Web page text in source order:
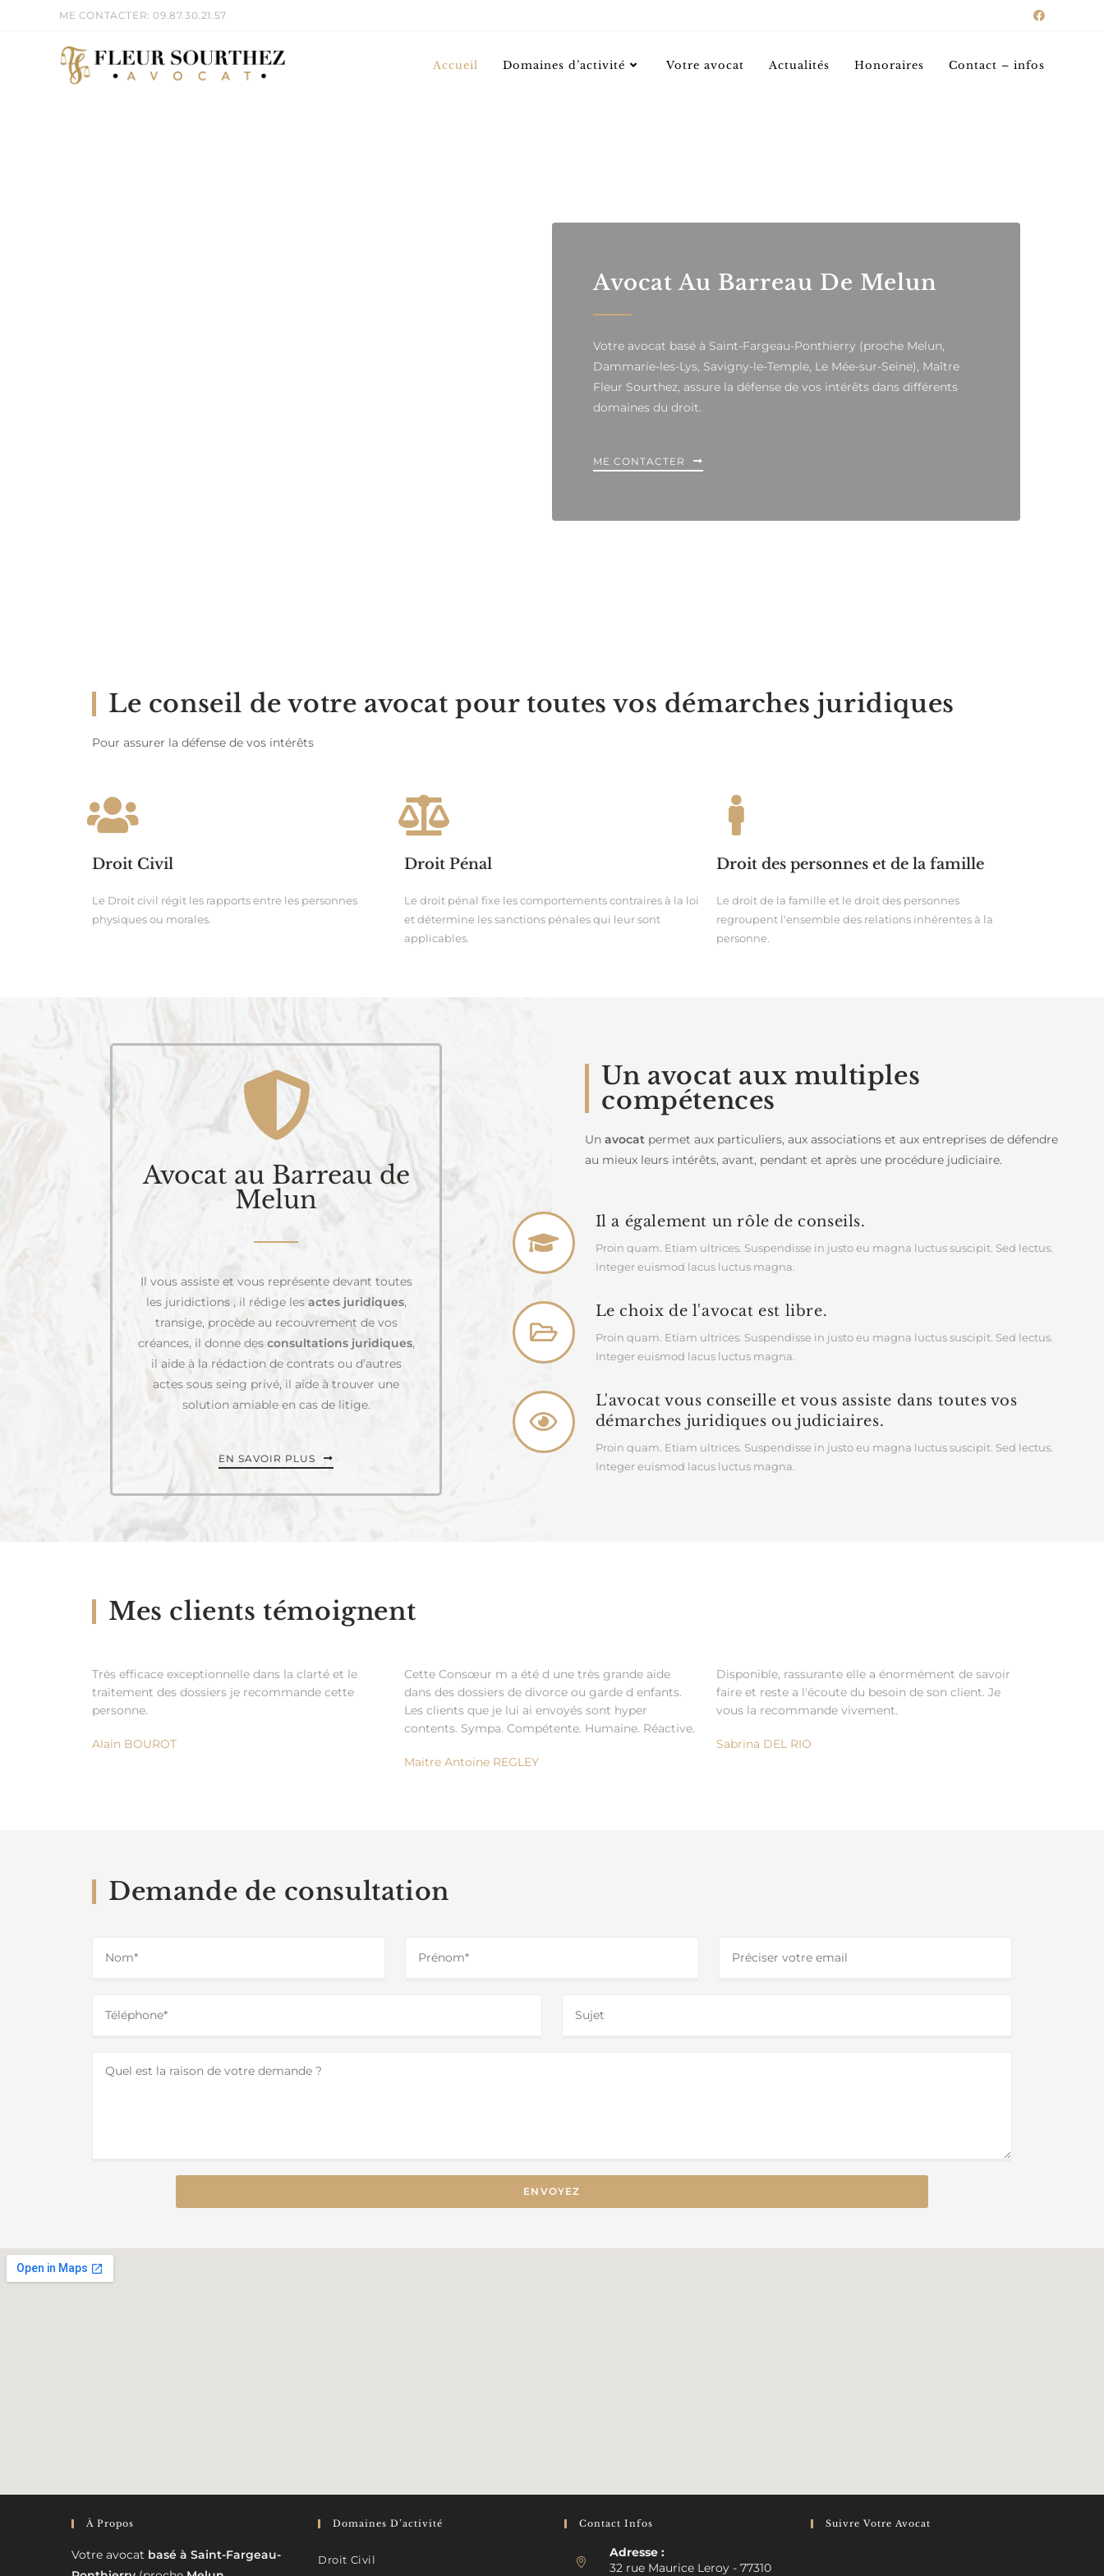
ME CONTACTER: 09.87.30.21.57
Accueil Domaines d’activité Votre avocat Actualités Honoraires Contact – infos
Avocat Au Barreau De Melun
Votre avocat basé à Saint-Fargeau-Ponthierry (proche Melun,
Dammarie-les-Lys, Savigny-le-Temple, Le Mée-sur-Seine), Maître
Fleur Sourthez, assure la défense de vos intérêts dans différents
domaines du droit.
ME CONTACTER
Le conseil de votre avocat pour toutes vos démarches juridiques
Pour assurer la défense de vos intérêts
Droit Civil
Le Droit civil régit les rapports entre les personnes
physiques ou morales.
Droit Pénal
Le droit pénal fixe les comportements contraires à la loi
et détermine les sanctions pénales qui leur sont
applicables.
Droit des personnes et de la famille
Le droit de la famille et le droit des personnes
regroupent l'ensemble des relations inhérentes à la
personne.
Avocat au Barreau de
Melun
Il vous assiste et vous représente devant toutes
les juridictions , il rédige les actes juridiques,
transige, procède au recouvrement de vos
créances, il donne des consultations juridiques,
il aide à la rédaction de contrats ou d’autres
actes sous seing privé, il aide à trouver une
solution amiable en cas de litige.
EN SAVOIR PLUS
Un avocat aux multiples
compétences
Unavocat permet aux particuliers, aux associations et aux entreprises de défendre
au mieux leurs intérêts, avant, pendant et après une procédure judiciaire.
Il a également un rôle de conseils.
Proin quam. Etiam ultrices. Suspendisse in justo eu magna luctus suscipit. Sed lectus.
Integer euismod lacus luctus magna.
Le choix de l'avocat est libre.
Proin quam. Etiam ultrices. Suspendisse in justo eu magna luctus suscipit. Sed lectus.
Integer euismod lacus luctus magna.
L'avocat vous conseille et vous assiste dans toutes vos
démarches juridiques ou judiciaires.
Proin quam. Etiam ultrices. Suspendisse in justo eu magna luctus suscipit. Sed lectus.
Integer euismod lacus luctus magna.
Mes clients témoignent
Très efficace exceptionnelle dans la clarté et le
traitement des dossiers je recommande cette
personne.
Alain BOUROT
Cette Consœur m a été d une très grande aide
dans des dossiers de divorce ou garde d enfants.
Les clients que je lui ai envoyés sont hyper
contents. Sympa. Compétente. Humaine. Réactive.
Maitre Antoine REGLEY
Disponible, rassurante elle a énormément de savoir
faire et reste a l'écoute du besoin de son client. Je
vous la recommande vivement.
Sabrina DEL RIO
Demande de consultation
À Propos
Votre avocat basé à Saint-Fargeau-
Domaines D’activité
Droit Civil
Contact Infos
Adresse :
32 rue Maurice Leroy - 77310
Suivre Votre Avocat